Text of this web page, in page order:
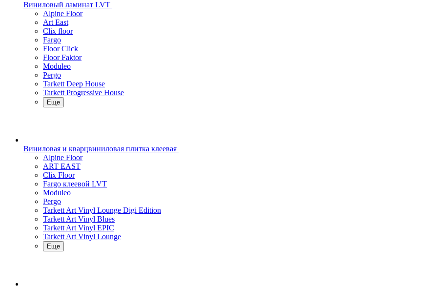
Виниловый ламинат LVT
Alpine Floor
Art East
Clix floor
Fargo
Floor Click
Floor Faktor
Moduleo
Pergo
Tarkett Deep House
Tarkett Progressive House
Еще
Виниловая и кварцвиниловая плитка клеевая
Alpine Floor
ART EAST
Clix Floor
Fargo клеевой LVT
Moduleo
Pergo
Tarkett Art Vinyl Lounge Digi Edition
Tarkett Art Vinyl Blues
Tarkett Art Vinyl EPIC
Tarkett Art Vinyl Lounge
Еще